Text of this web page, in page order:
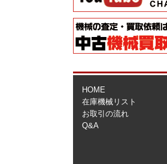
HOME
在庫機械リスト
お取引の流れ
Q&A